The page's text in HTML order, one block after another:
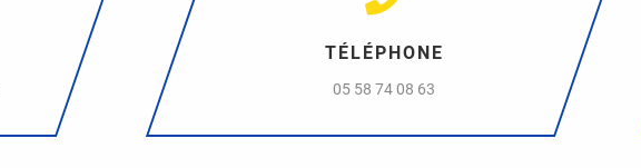
TÉLÉPHONE
05 58 74 08 63